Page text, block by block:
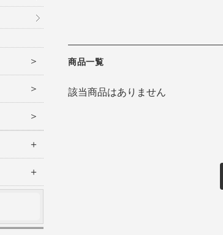
商品一覧
該当商品はありません
＞
＞
＞
＋
＋